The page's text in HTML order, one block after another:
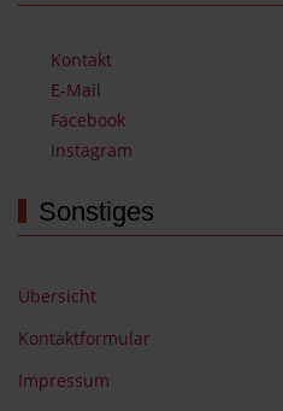
Kontakt
E-Mail
Facebook
Instagram
Sonstiges
Übersicht
Kontaktformular
Impressum